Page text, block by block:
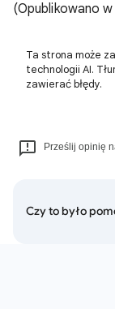
(Opublikowano
Ta strona może
technologii AI.
zawierać błędy.
Prześlij opinię
Czy to było